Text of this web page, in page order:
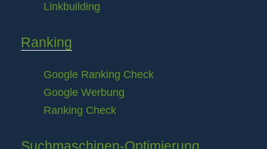
Linkbuilding
Ranking
Google Ranking Check
Google Werbung
Ranking Check